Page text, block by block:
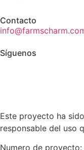
Contacto
Síguenos
Este proyecto ha
responsable del uso
Numero de